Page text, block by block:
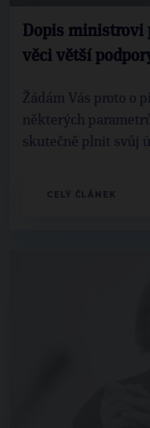
Dopis ministrovi
věci větší
Žádám Vás proto o
některých
skutečně plnit svůj
CELÝ ČLÁNEK